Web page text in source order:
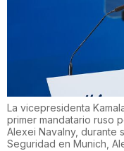
La vicepresidenta
primer mandatario ruso
Alexei Navalny, durante
Seguridad en Munich,